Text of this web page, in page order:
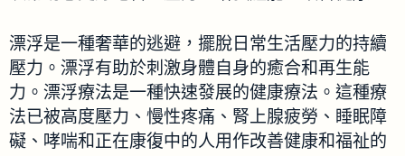
漂浮是一種奢華的逃避，擺脫日常生活壓力的持續
壓力。漂浮有助於刺激身體自身的癒合和再生能
力。漂浮療法是一種快速發展的健康療法。這種療
法已被高度壓力、慢性疼痛、腎上腺疲勞、睡眠障
礙、哮喘和正在康復中的人用作改善健康和福祉的